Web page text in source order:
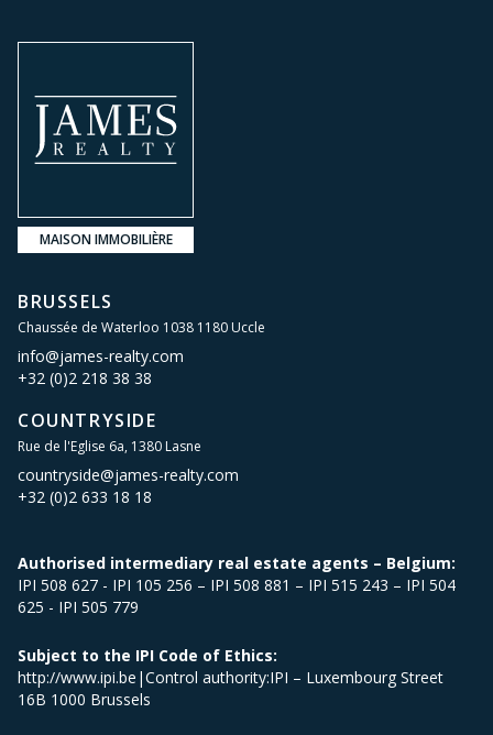
MAISON IMMOBILIÈRE
BRUSSELS
Chaussée de Waterloo 1038 1180 Uccle
info@james-realty.com
+32 (0)2 218 38 38
COUNTRYSIDE
Rue de l'Eglise 6a, 1380 Lasne
countryside@james-realty.com
+32 (0)2 633 18 18
Authorised intermediary real estate agents – Belgium:
IPI 508 627 - IPI 105 256 – IPI 508 881 – IPI 515 243 – IPI 504
625 - IPI 505 779
Subject to the IPI Code of Ethics:
http://www.ipi.be|Control authority:IPI – Luxembourg Street
16B 1000 Brussels